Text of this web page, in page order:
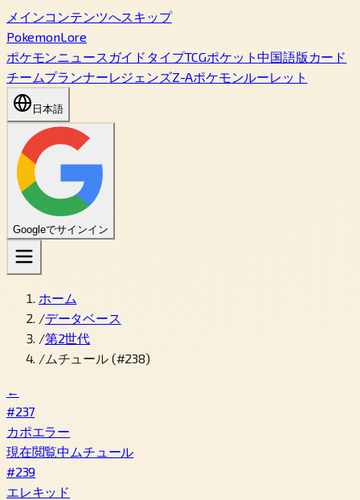
メインコンテンツへスキップ
PokemonLore
ポケモンニュース ガイド タイプTCGポケット中国語版カード
チームプランナーレジェンズZ-Aポケモンルーレット
日本語
Googleでサインイン
ホーム
/データベース
/第2世代
/ムチュール (#238)
←
#237
カポエラー
現在閲覧中 ムチュール
#239
エレキッド